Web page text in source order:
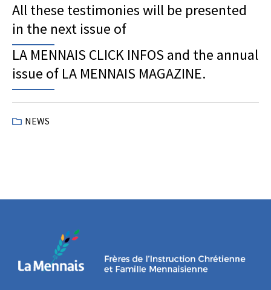
All these testimonies will be presented
in the next issue of
LA MENNAIS CLICK INFOS and the annual
issue of LA MENNAIS MAGAZINE.
NEWS